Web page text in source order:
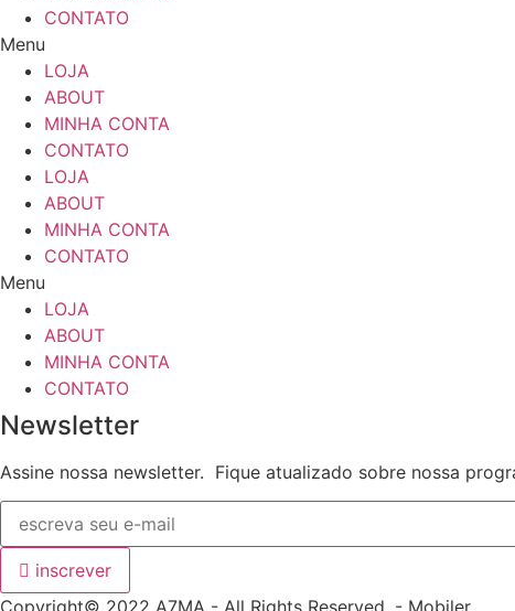
CONTATO
Menu
LOJA
ABOUT
MINHA CONTA
CONTATO
LOJA
ABOUT
MINHA CONTA
CONTATO
Menu
LOJA
ABOUT
MINHA CONTA
CONTATO
Newsletter
Assine nossa newsletter. Fique atualizado sobre nossa
inscrever